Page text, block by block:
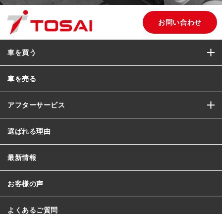
お問い合わせ
車を買う
車を売る
アフターサービス
選ばれる理由
最新情報
お客様の声
よくあるご質問